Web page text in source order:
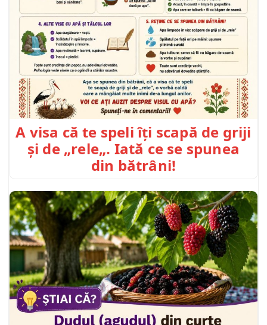
A visa că te speli îți scapă de griji
și de „rele„. Iată ce se spunea
din bătrâni!